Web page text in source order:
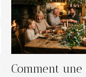
Comment une